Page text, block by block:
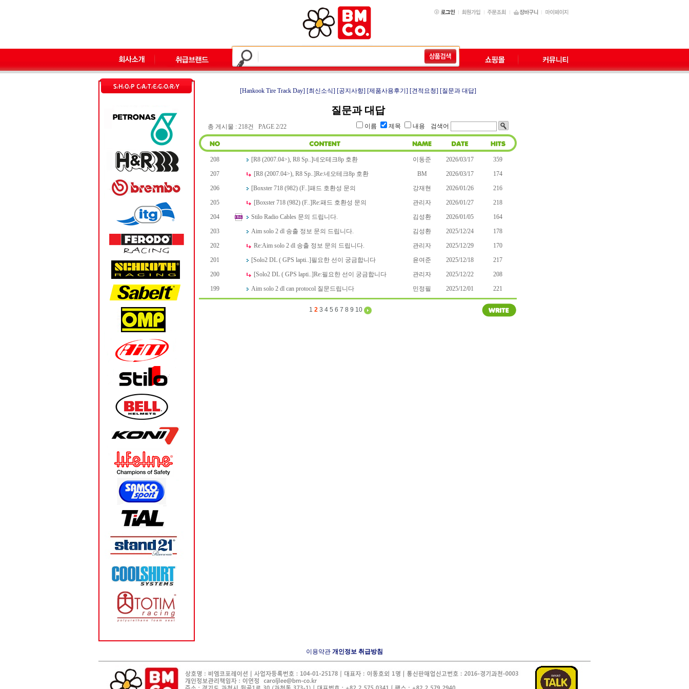
[Hankook Tire Track Day] [최신소식] [공지사항] [제품사용후기] [견적요청] [질문과 대답]
질문과 대답
총 게시물 : 218건 PAGE 2/22 이름 제목 내용 검색어
208 [R8 (2007.04>), R8 Sp..]네오테크8p 호환 이동준 2026/03/17
359
207
[R8 (2007.04>), R8 Sp..]Re:네오테크8p 호환 BM 2026/03/17
174
206
[Boxster 718 (982) (F..]패드 호환성 문의 강재현 2026/01/26
216
205
[Boxster 718 (982) (F..]Re:패드 호환성 문의 관리자 2026/01/27
218
204
Stilo Radio Cables 문의 드립니다. 김성환 2026/01/05
164
203
Aim solo 2 dl 송출 정보 문의 드립니다. 김성환 2025/12/24
178
202
Re:Aim solo 2 dl 송출 정보 문의 드립니다. 관리자 2025/12/29
170
201
[Solo2 DL ( GPS lapti..] 필요한 선이 궁금합니다 윤여준 2025/12/18
217
200
[Solo2 DL ( GPS lapti..]Re:필요한 선이 궁금합니다 관리자 2025/12/22
208
199
Aim solo 2 dl can protocol 질문드립니다 민정필 2025/12/01 221
1 2 3 4 5 6 7 8 9 10
이용약관 개인정보 취급방침